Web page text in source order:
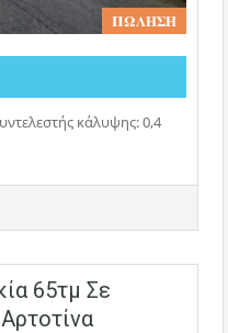
𝚷𝛀𝚲𝚮𝚺𝚮
κάλυψης: 0,4
65τμ Σε